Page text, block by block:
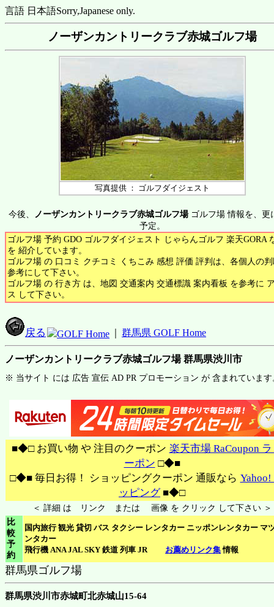
言語 日本語Sorry,Japanese only.
ノーザンカントリークラブ赤城ゴルフ場
写真提供 ： ゴルフダイジェスト
今後、 ノーザンカントリークラブ赤城ゴルフ場ゴルフ場 情報を、更
予定。
ゴルフ場 予約 GDO ゴルフダイジェスト じゃらんゴルフ 楽天GORA
を 紹介しています。
ゴルフ場 の 口コミ クチコミ くちこみ 感想 評価 評判は、各個人の
参考にして下さい。
ゴルフ場 の 行き方 は、地図 交通案内 交通標識 案内看板 を参考に
ス して下さい。
戻る GOLF Home 群馬県 GOLF Home
ノーザンカントリークラブ赤城ゴルフ場 群馬県渋川市
※ 当サイト には 広告 宣伝 AD PR プロモーション が 含まれています
■◆□ お買い物 や 注目のクーポン 楽天市場 RaCoupon
ーポン □◆■
□◆■ 毎日お得！ ショッピングクーポン 通販なら
ッピング■◆□
＜ 詳細 は リンク または 画像 を クリック して下さい ＞
比
較
予
約
国内旅行 観光 貸切 バス タクシー レンタカー ニッポンレンタカー マ
ンタカー
飛行機 ANA JAL SKY 鉄道 列車 JR お薦めリンク集情報
群馬県ゴルフ場
群馬県渋川市赤城町北赤城山15-64